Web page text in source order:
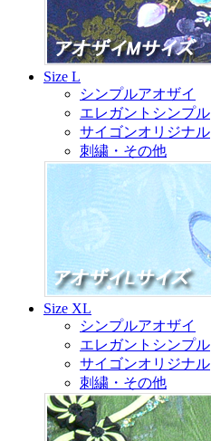
Size L
シンプルアオザイ
エレガントシンプル
サイゴンオリジナル
刺繍・その他
Size XL
シンプルアオザイ
エレガントシンプル
サイゴンオリジナル
刺繍・その他